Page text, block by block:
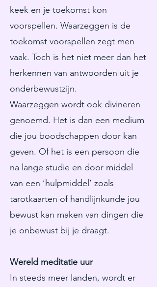
keek en je toekomst kon
voorspellen. Waarzeggen is de
toekomst voorspellen zegt men
vaak. Toch is het niet meer dan het
herkennen van antwoorden uit je
onderbewustzijn.
Waarzeggen wordt ook divineren
genoemd. Het is dan een medium
die jou boodschappen door kan
geven. Of het is een persoon die
na lange studie en door middel
van een ‘hulpmiddel’ zoals
tarotkaarten of handlijnkunde jou
bewust kan maken van dingen die
je onbewust bij je draagt.
Wereld meditatie uur
In steeds meer landen, wordt er